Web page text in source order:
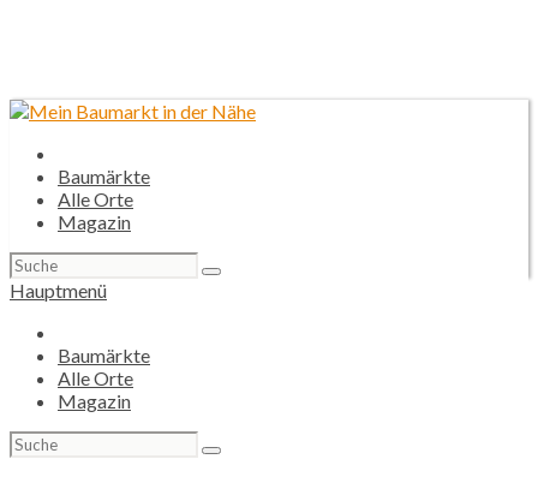
Baumärkte
Alle Orte
Magazin
Suchen
nach:
Hauptmenü
Baumärkte
Alle Orte
Magazin
Suchen
nach: